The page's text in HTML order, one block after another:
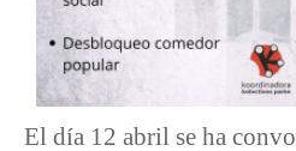
El día 12 abril se ha